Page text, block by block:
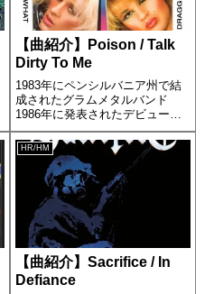
【曲紹介】Poison / Talk
Dirty To Me
1983年にペンシルバニア州で結
成されたグラムメタルバンド
1986年に発表されたデビューア
ルバム[Look What the Cat
Dragged In]の6曲目に収録されて
います。
HR/HM
【曲紹介】Sacrifice / In
Defiance